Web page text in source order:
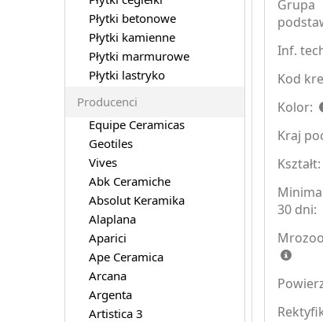
Grupa
Inf.
Kod
Kolor:
Kraj
Kształt:
30 dni:
Płytki betonowe
Płytki kamienne
Płytki marmurowe
Płytki lastryko
Producenci
Equipe Ceramicas
Geotiles
Vives
Abk Ceramiche
Absolut Keramika
Alaplana
Aparici
Ape Ceramica
Arcana
Argenta
Artistica 3